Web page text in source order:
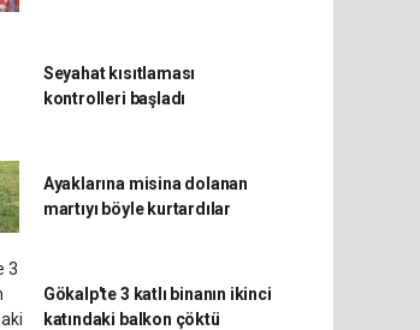
Seyahat kısıtlaması
kontrolleri başladı
Ayaklarına misina dolanan
martıyı böyle kurtardılar
Gökalp'te 3 katlı binanın ikinci
katındaki balkon çöktü